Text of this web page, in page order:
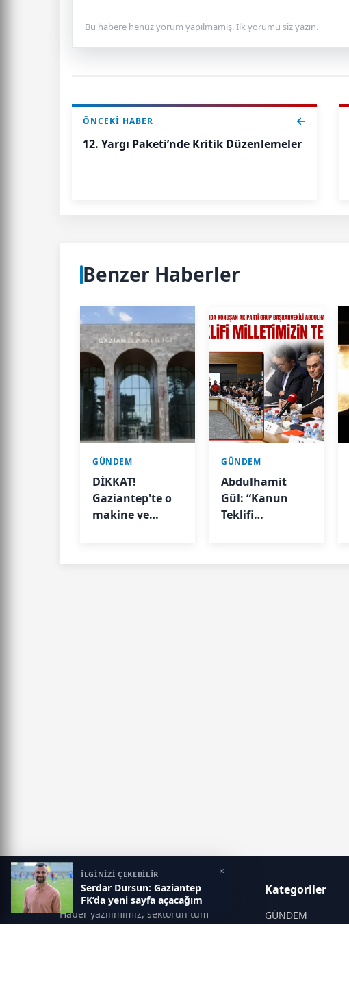
Bu habere henüz yorum yapılmamış. İlk yorumu siz yazın.
ÖNCEKI HABER
12. Yargı Paketi’nde Kritik Düzenlemeler
Benzer Haberler
GÜNDEM
DİKKAT!
Gaziantep'te o
makine ve
GÜNDEM
Abdulhamit
Gül: “Kanun
Teklifi
İLGİNİZİ ÇEKEBİLİR
Serdar Dursun: Gaziantep
FK’da yeni sayfa açacağım
×
Gaziantep Postası
Haber yazılımımız, sektörün tüm
ihtiyaçlarını karşılayacak şekilde
Kategoriler
GÜNDEM